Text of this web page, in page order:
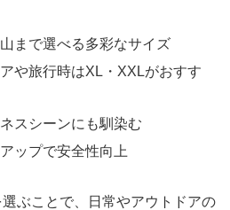
まで選べる多彩なサイズ
や旅行時はXL・XXLがおすす
スシーンにも馴染む
ップで安全性向上
ぶことで、日常やアウトドアの